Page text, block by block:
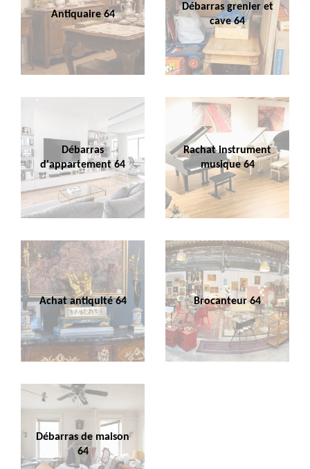
Antiquaire 64
Débarras grenier et
cave 64
Débarras
d'appartement 64
Rachat instrument
musique 64
Achat antiquité 64 Brocanteur 64
Débarras de maison
64